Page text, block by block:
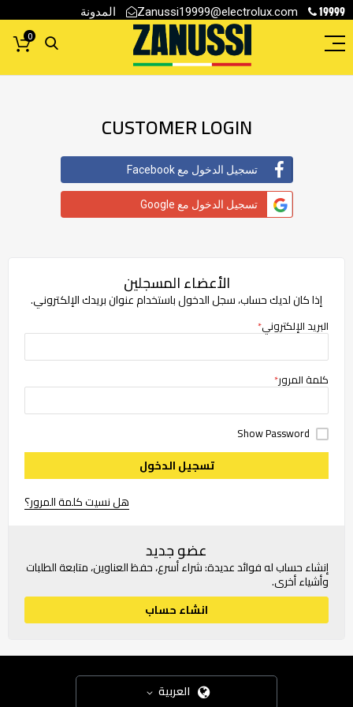
19999
Zanussi19999@electrolux.com المدونة
0
CUSTOMER LOGIN
تسجيل الدخول مع Facebook
تسجيل الدخول مع Google
الأعضاء المسجلين
إذا كان لديك حساب، سجل الدخول باستخدام عنوان بريدك الإلكتروني.
البريد الإلكتروني
كلمة المرور
Show Password
تسجيل الدخول
هل نسيت كلمة المرور؟
عضو جديد
إنشاء حساب له فوائد عديدة: شراء أسرع، حفظ العناوين، متابعة الطلبات
وأشياء أخرى.
انشاء حساب
العربية